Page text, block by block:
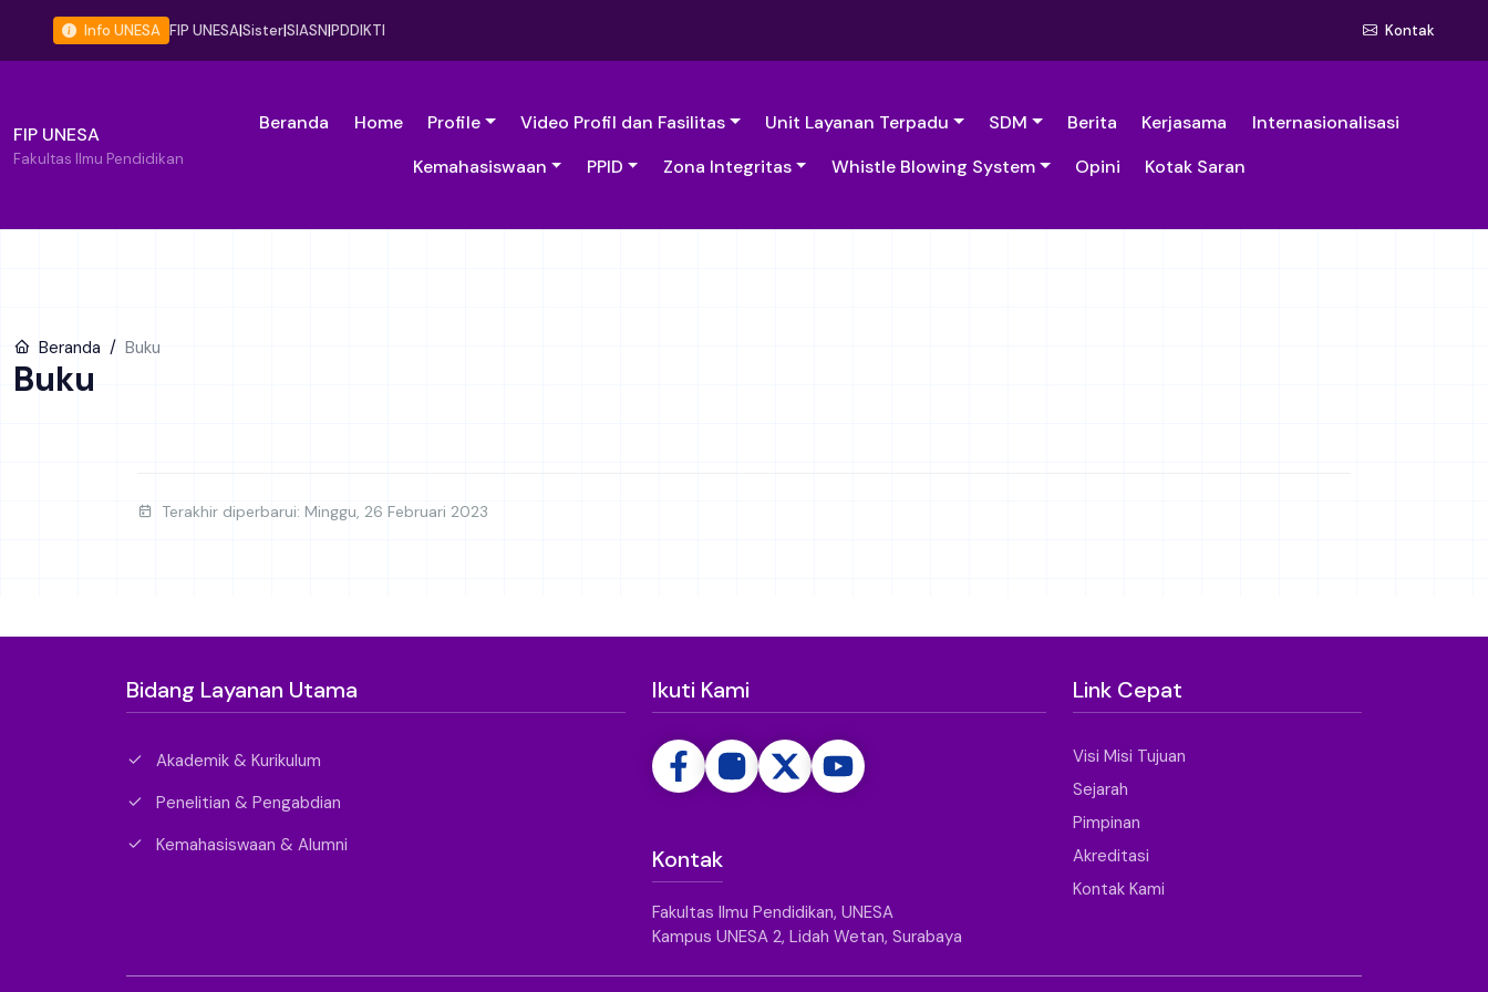
Info UNESA FIP UNESA|Sister|SIASN|PDDIKTI Kontak
FIP UNESA
Fakultas Ilmu Pendidikan
Beranda Home Profile Video Profil dan Fasilitas Unit Layanan Terpadu SDM Berita Kerjasama
Internasionalisasi
Kemahasiswaan
PPID Zona Integritas Whistle Blowing System Opini Kotak Saran
Beranda Buku
Buku
Terakhir diperbarui: Minggu, 26 Februari 2023
Bidang Layanan Utama
Akademik & Kurikulum
Penelitian & Pengabdian
Kemahasiswaan & Alumni
Ikuti Kami
Kontak
Fakultas Ilmu Pendidikan, UNESA
Kampus UNESA 2, Lidah Wetan, Surabaya
Link Cepat
Visi Misi Tujuan
Sejarah
Pimpinan
Akreditasi
Kontak Kami